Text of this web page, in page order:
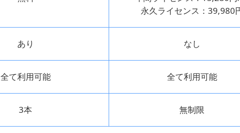
永久ライセンス：39,980
あり なし
全て利用可能 全て利用可能
3本 無制限